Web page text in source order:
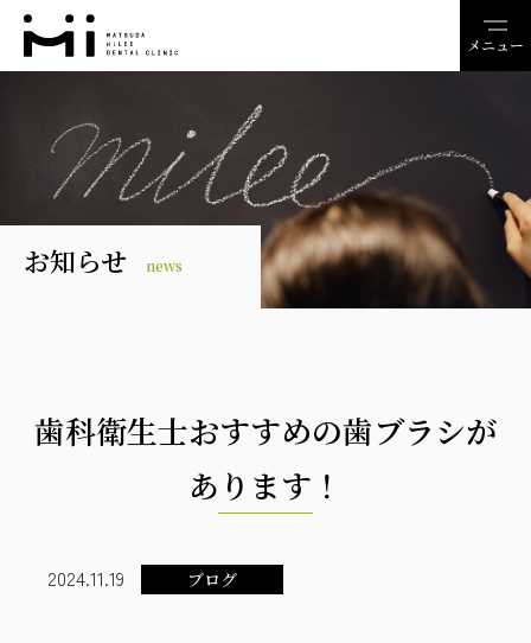
メニュー
お知らせ news
歯科衛生士おすすめの歯ブラシが
あります！
2024.11.19 ブログ